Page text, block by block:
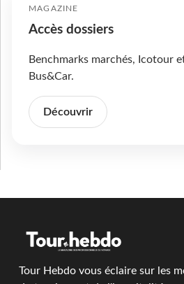
MAGAZINE
Accès dossiers
Benchmarks marchés, Icotour
Bus&Car.
Découvrir
Tour Hebdo vous éclaire sur les